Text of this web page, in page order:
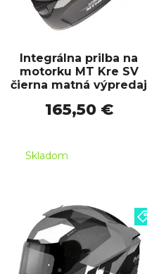
Integrálna prilba na
motorku MT Kre SV
čierna matná výpredaj
165,50 €
Skladom